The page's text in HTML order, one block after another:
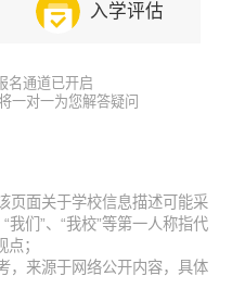
入学评估
名通道已开启
一对一为您解答疑问
页面关于学校信息描述可能采
我们”、“我校”等第一人称指代
；
，来源于网络公开内容，具体